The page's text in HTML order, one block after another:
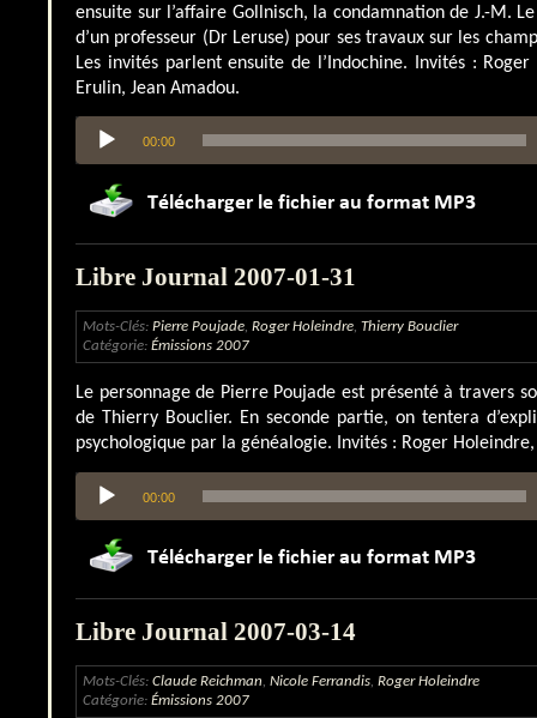
ensuite sur l’affaire Gollnisch, la condamnation de J.-M.
d’un professeur (Dr Leruse) pour ses travaux sur les
Les invités parlent ensuite de l’Indochine. Invités :
Erulin, Jean Amadou.
Lecteur
audio
00:00
Libre Journal 2007-01-31
Mots-Clés: Pierre Poujade, Roger Holeindre, Thierry Bouclier
Catégorie: Émissions 2007
Le personnage de Pierre Poujade est présenté à travers
de Thierry Bouclier. En seconde partie, on tentera
psychologique par la généalogie. Invités : Roger
Lecteur
audio
00:00
Libre Journal 2007-03-14
Mots-Clés: Claude Reichman, Nicole Ferrandis, Roger Holeindre
Catégorie: Émissions 2007